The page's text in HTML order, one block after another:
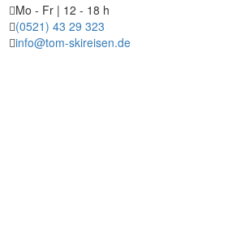
Mo - Fr | 12 - 18 h
(0521) 43 29 323
info@tom-skireisen.de